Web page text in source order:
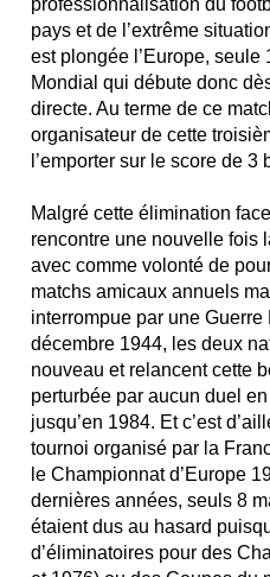
pays et de l’extrême
est plongée l’Europe,
Mondial qui débute donc
directe. Au terme de ce
organisateur de cette
l’emporter sur le score de 3
Malgré cette élimination
rencontre une nouvelle fois
avec comme volonté de
matchs amicaux annuels
interrompue par une
décembre 1944, les deux
nouveau et relancent cette
perturbée par aucun duel
jusqu’en 1984. Et c’est
tournoi organisé par la
le Championnat d’Europe
dernières années, seuls 8
étaient dus au hasard
d’éliminatoires pour des